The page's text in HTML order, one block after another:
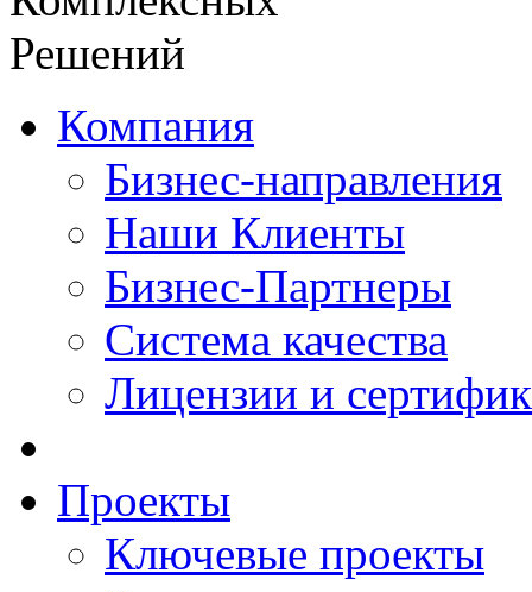
Компания
Бизнес-направления
Наши Клиенты
Бизнес-Партнеры
Система качества
Лицензии и
Проекты
Ключевые проекты